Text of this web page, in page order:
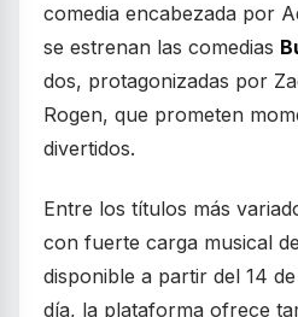
comedia encabezada por
se estrenan las comedias
dos, protagonizadas por
Rogen, que prometen
divertidos.
Entre los títulos más
con fuerte carga musical
disponible a partir del 14
día, la plataforma ofrece